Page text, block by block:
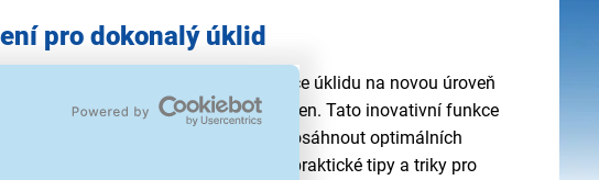
pro dokonalý úklid
K 5 Smart Control Flex posouvá hranice úklidu na novou úroveň
mobilní aplikací Kärcher Home & Garden. Tato inovativní funkce
plně využít potenciál myčky a dosáhnout optimálních
úklidu. Aplikace poskytuje nejen praktické tipy a triky pro